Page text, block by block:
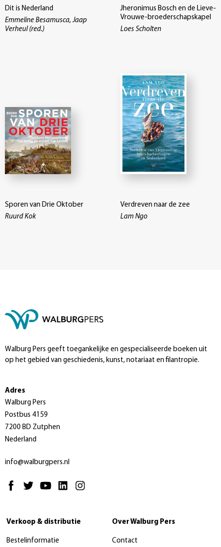
Dit is Nederland
Emmeline Besamusca, Jaap
Verheul (red.)
Jheronimus Bosch en de Lieve-
Vrouwe-broederschapskapel
Loes Scholten
Sporen van Drie Oktober
Ruurd Kok
Verdreven naar de zee
Lam Ngo
Walburg Pers geeft toegankelijke en gespecialiseerde boeken uit
op het gebied van geschiedenis, kunst, notariaat en filantropie.
Adres
Walburg Pers
Postbus 4159
7200 BD Zutphen
Nederland
info@walburgpers.nl
Verkoop & distributie
Bestelinformatie
Over Walburg Pers
Contact